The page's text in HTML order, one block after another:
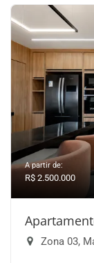
A partir de:
R$ 2.500.000
Zona 03,